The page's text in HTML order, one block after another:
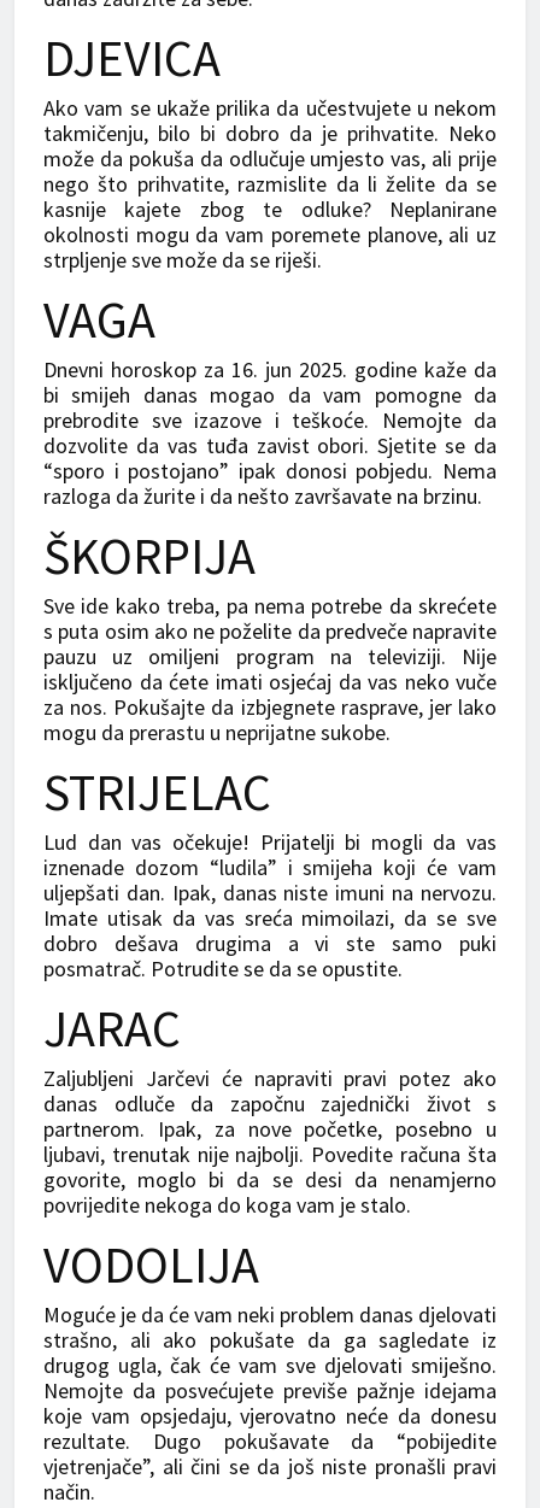
DJEVICA
Ako vam se ukaže prilika da učestvujete u nekom
takmičenju, bilo bi dobro da je prihvatite. Neko
može da pokuša da odlučuje umjesto vas, ali prije
nego što prihvatite, razmislite da li želite da se
kasnije kajete zbog te odluke? Neplanirane
okolnosti mogu da vam poremete planove, ali uz
strpljenje sve može da se riješi.
VAGA
Dnevni horoskop za 16. jun 2025. godine kaže da
bi smijeh danas mogao da vam pomogne da
prebrodite sve izazove i teškoće. Nemojte da
dozvolite da vas tuđa zavist obori. Sjetite se da
“sporo i postojano” ipak donosi pobjedu. Nema
razloga da žurite i da nešto završavate na brzinu.
ŠKORPIJA
Sve ide kako treba, pa nema potrebe da skrećete
s puta osim ako ne poželite da predveče napravite
pauzu uz omiljeni program na televiziji. Nije
isključeno da ćete imati osjećaj da vas neko vuče
za nos. Pokušajte da izbjegnete rasprave, jer lako
mogu da prerastu u neprijatne sukobe.
STRIJELAC
Lud dan vas očekuje! Prijatelji bi mogli da vas
iznenade dozom “ludila” i smijeha koji će vam
uljepšati dan. Ipak, danas niste imuni na nervozu.
Imate utisak da vas sreća mimoilazi, da se sve
dobro dešava drugima a vi ste samo puki
posmatrač. Potrudite se da se opustite.
JARAC
Zaljubljeni Jarčevi će napraviti pravi potez ako
danas odluče da započnu zajednički život s
partnerom. Ipak, za nove početke, posebno u
ljubavi, trenutak nije najbolji. Povedite računa šta
govorite, moglo bi da se desi da nenamjerno
povrijedite nekoga do koga vam je stalo.
VODOLIJA
Moguće je da će vam neki problem danas djelovati
strašno, ali ako pokušate da ga sagledate iz
drugog ugla, čak će vam sve djelovati smiješno.
Nemojte da posvećujete previše pažnje idejama
koje vam opsjedaju, vjerovatno neće da donesu
rezultate. Dugo pokušavate da “pobijedite
vjetrenjače”, ali čini se da još niste pronašli pravi
način.